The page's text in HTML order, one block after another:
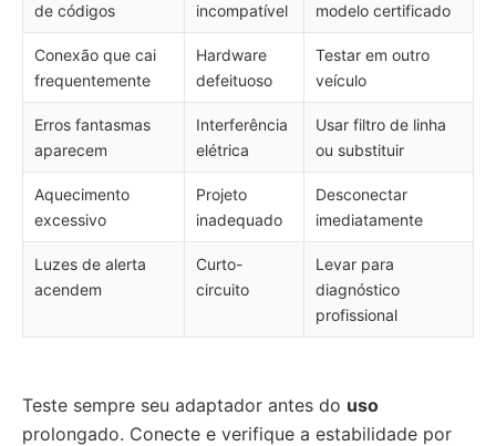
de códigos
incompatível
modelo certificado
Conexão que cai
frequentemente
Hardware
defeituoso
Testar em outro
veículo
Erros fantasmas
aparecem
Interferência
elétrica
Usar filtro de linha
ou substituir
Aquecimento
excessivo
Projeto
inadequado
Desconectar
imediatamente
Luzes de alerta
acendem
Curto-
circuito
Levar para
diagnóstico
profissional
Teste sempre seu adaptador antes do uso
prolongado. Conecte e verifique a estabilidade por